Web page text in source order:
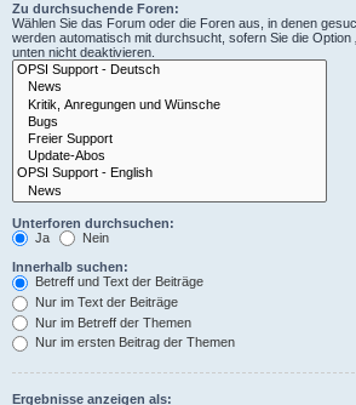
Zu durchsuchende Foren:
Wählen Sie das Forum oder die Foren aus, in denen
werden automatisch mit durchsucht, sofern Sie die Option
unten nicht deaktivieren.
Unterforen durchsuchen:
Ja
Nein
Innerhalb suchen:
Betreff und Text der Beiträge
Nur im Text der Beiträge
Nur im Betreff der Themen
Nur im ersten Beitrag der Themen
Ergebnisse anzeigen als: